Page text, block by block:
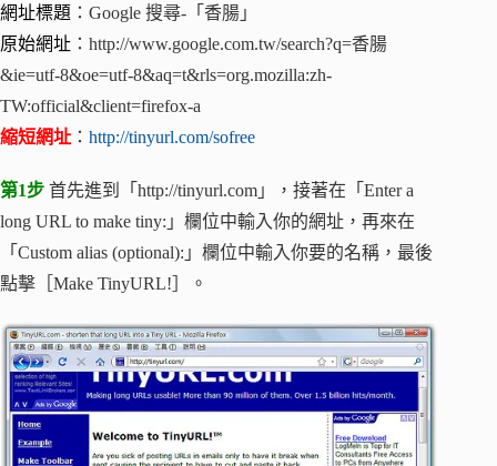
網址標題 ：Google 搜尋-「香腸」
原始網址 ：http://www.google.com.tw/search?q=香腸
&ie=utf-8&oe=utf-8&aq=t&rls=org.mozilla:zh-
TW:official&client=firefox-a
縮短網址 ： http://tinyurl.com/sofree
第1步 首先進到「http://tinyurl.com」，接著在「Enter a
long URL to make tiny:」欄位中輸入你的網址，再來在
「Custom alias (optional):」欄位中輸入你要的名稱，最後
點擊［Make TinyURL!］。